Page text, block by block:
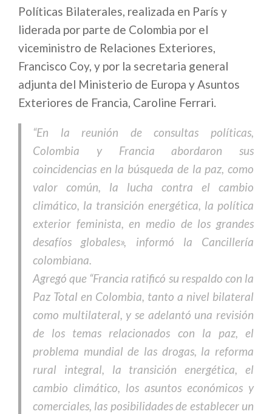
Políticas Bilaterales, realizada en París y
liderada por parte de Colombia por el
viceministro de Relaciones Exteriores,
Francisco Coy, y por la secretaria general
adjunta del Ministerio de Europa y Asuntos
Exteriores de Francia, Caroline Ferrari.
“En la reunión de consultas políticas,
Colombia y Francia abordaron sus
coincidencias en la búsqueda de la paz, como
valor común, la lucha contra el cambio
climático, la transición energética, la política
exterior feminista, en medio de los grandes
desafíos globales», informó la Cancillería
colombiana.
Agregó que “Francia ratificó su respaldo con la
Paz Total en Colombia, tanto a nivel bilateral
como multilateral, y se adelantó una revisión
de los temas relacionados con la paz, el
problema mundial de las drogas, la reforma
rural integral, la transición energética, el
cambio climático, los asuntos económicos y
comerciales, las posibilidades de establecer un